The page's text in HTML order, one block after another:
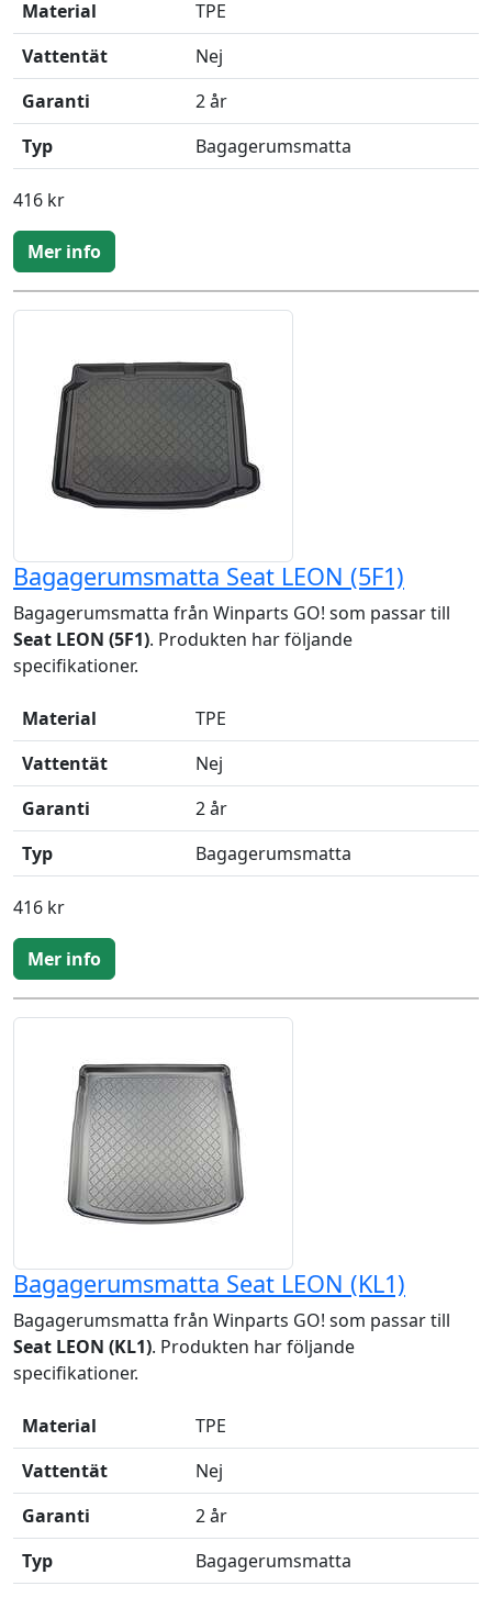
Material
TPE
Vattentät
Nej
Garanti
2 år
Typ
Bagagerumsmatta
416 kr
Mer info
Bagagerumsmatta Seat LEON (5F1)
Bagagerumsmatta från Winparts GO! som passar till
Seat LEON (5F1). Produkten har följande
specifikationer.
Material
TPE
Vattentät
Nej
Garanti
2 år
Typ
Bagagerumsmatta
416 kr
Mer info
Bagagerumsmatta Seat LEON (KL1)
Bagagerumsmatta från Winparts GO! som passar till
Seat LEON (KL1). Produkten har följande
specifikationer.
Material
TPE
Vattentät
Nej
Garanti
2 år
Typ
Bagagerumsmatta